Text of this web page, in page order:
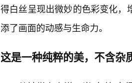
得白丝呈现出微妙的色彩变化，
添了画面的动感与生命力。
这是一种纯粹的美，不含杂